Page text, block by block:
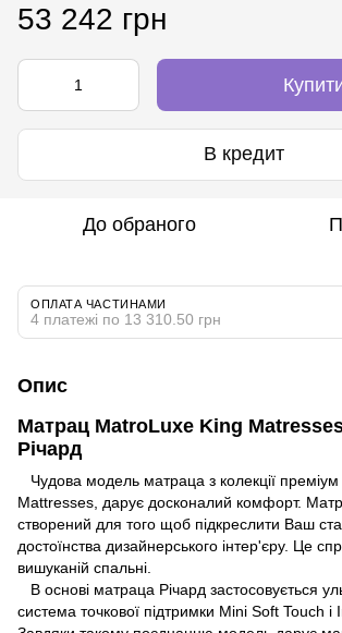
53 242 грн
В кредит
До обраного
ОПЛАТА ЧАСТИНАМИ
4 платежі по 13 310.50 грн
Опис
Матрац MatroLuxe King
Річард
Чудова модель матраца з колекції
Mattresses, дарує досконалий комфорт.
створений для того щоб підкреслити Ваш
достоїнства дизайнерського інтер'єру. Це
вишуканій спальні.
В основі матраца Річард застосовується
система точкової підтримки Mini Soft Touch і